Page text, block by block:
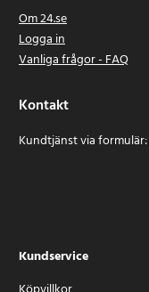
Om 24.se
Logga in
Vanliga frågor - FAQ
Kontakt
Kundtjänst via formulär:
Kundservice